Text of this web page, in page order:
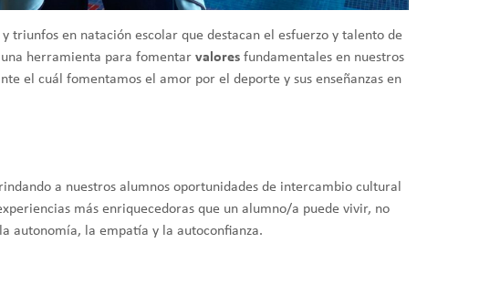
triunfos en natación escolar que destacan el esfuerzo y talento de
herramienta para fomentar valores fundamentales en nuestros
el cuál fomentamos el amor por el deporte y sus enseñanzas en
a nuestros alumnos oportunidades de intercambio cultural
más enriquecedoras que un alumno/a puede vivir, no
autonomía, la empatía y la autoconfianza.